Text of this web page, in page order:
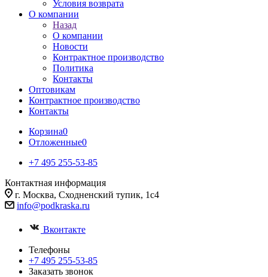
Условия возврата
О компании
Назад
О компании
Новости
Контрактное производство
Политика
Контакты
Оптовикам
Контрактное производство
Контакты
Корзина0
Отложенные0
+7 495 255-53-85
Контактная информация
г. Москва, Сходненский тупик, 1с4
info@podkraska.ru
Вконтакте
Телефоны
+7 495 255-53-85
Заказать звонок